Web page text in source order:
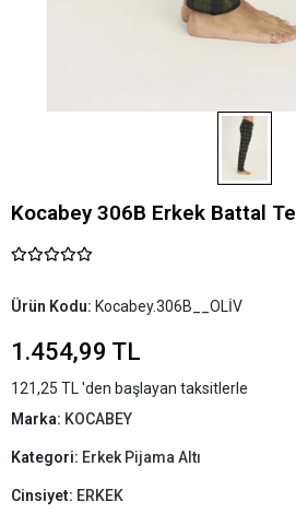
Kocabey 306B Erkek Battal
Ürün Kodu: Kocabey.306B__OLİV
1.454,99 TL
121,25 TL 'den başlayan taksitlerle
Marka: KOCABEY
Kategori: Erkek Pijama Altı
Cinsiyet: ERKEK